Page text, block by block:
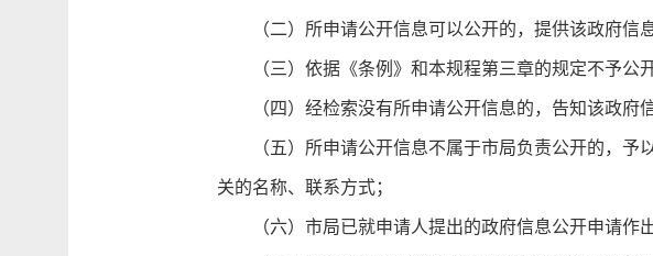
（二）所申请公开信息可以公开的，提供该政府信息
（三）依据《条例》和本规程第三章的规定不予公开
（四）经检索没有所申请公开信息的，告知该政府信
（五）所申请公开信息不属于市局负责公开的，予
关的名称、联系方式；
（六）市局已就申请人提出的政府信息公开申请作出